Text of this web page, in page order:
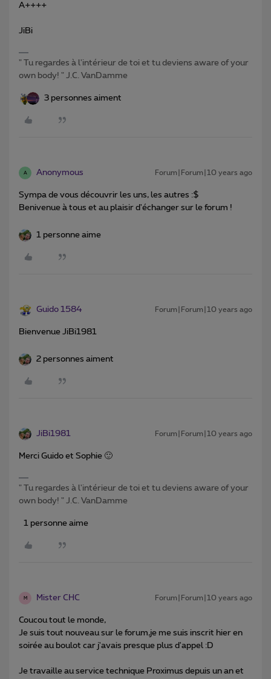
A++++
JiBi
" Tu regardes à l'intérieur de toi et tu deviens aware of your
own body! " J.C. VanDamme
3 personnes aiment
A Anonymous Forum|Forum|10 years ago
Sympa de vous découvrir les uns, les autres :$
Benivenue à tous et au plaisir d'échanger sur le forum !
1 personne aime
Guido 1584 Forum|Forum|10 years ago
Bienvenue JiBi1981
2 personnes aiment
JiBi1981 Forum|Forum|10 years ago
Merci Guido et Sophie 🙂
" Tu regardes à l'intérieur de toi et tu deviens aware of your
own body! " J.C. VanDamme
1 personne aime
M Mister CHC Forum|Forum|10 years ago
Coucou tout le monde,
Je suis tout nouveau sur le forum,je me suis inscrit hier en
soirée au boulot car j'avais presque plus d'appel :D
Je travaille au service technique Proximus depuis un an et